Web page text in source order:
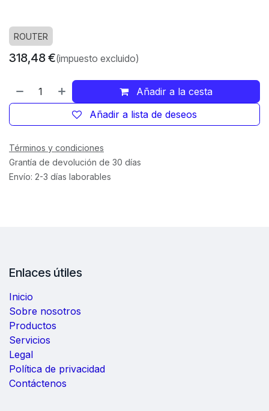
ROUTER
318,48€(impuesto excluido)
Añadir a la cesta
Añadir a lista de deseos
Términos y condiciones
Grantía de devolución de 30 días
Envío: 2-3 días laborables
Enlaces útiles
Inicio
Sobre nosotros
Productos
Servicios
Legal
Política de privacidad
Contáctenos